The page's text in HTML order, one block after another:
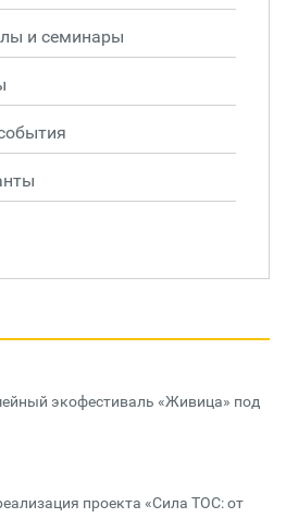
и семинары
экофестиваль «Живица» под
проекта «Сила ТОС: от